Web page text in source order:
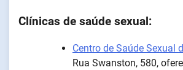
Clínicas de saúde sexual:
Centro de Saúde Sexual
Rua Swanston, 580,